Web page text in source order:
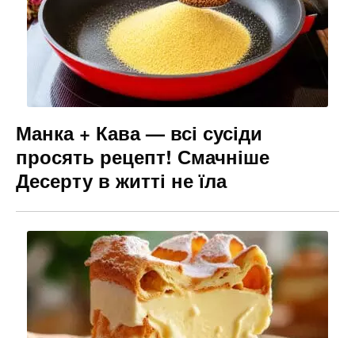
Манка + Кава — всі сусіди
просять рецепт! Смачніше
Десерту в житті не їла